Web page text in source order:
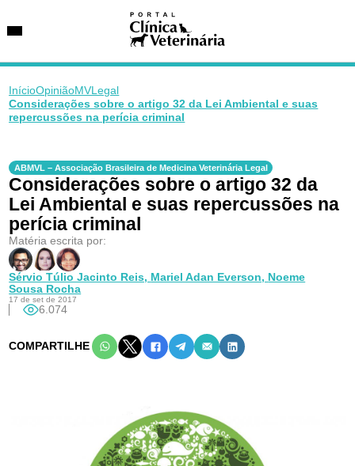
VetAgenda
Especialidades
InícioOpiniãoMVLegal
Considerações sobre o artigo 32 da Lei Ambiental e suas
repercussões na perícia criminal
ABMVL – Associação Brasileira de Medicina Veterinária Legal
Considerações sobre o artigo 32 da
Lei Ambiental e suas repercussões na
perícia criminal
Matéria escrita por:
Sérvio Túlio Jacinto Reis, Mariel Adan Everson, Noeme
Sousa Rocha
17 de set de 2017
6.074
COMPARTILHE